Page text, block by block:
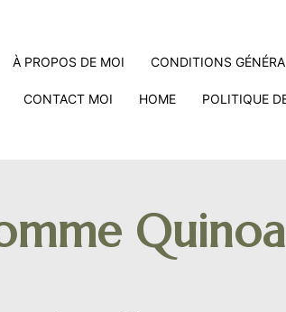
À PROPOS DE MOI CONDITIONS
CONTACT MOI HOME POLITIQUE